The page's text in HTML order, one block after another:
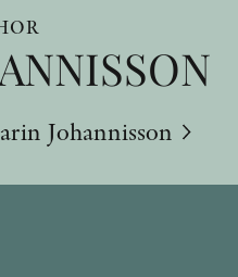
Johannisson